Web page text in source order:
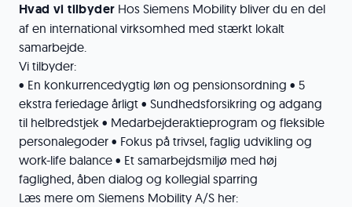
Hvad vi tilbyder Hos Siemens Mobility bliver du en del
af en international virksomhed med stærkt lokalt
samarbejde.
Vi tilbyder:
• En konkurrencedygtig løn og pensionsordning • 5
ekstra feriedage årligt • Sundhedsforsikring og adgang
til helbredstjek • Medarbejderaktieprogram og fleksible
personalegoder • Fokus på trivsel, faglig udvikling og
work-life balance • Et samarbejdsmiljø med høj
faglighed, åben dialog og kollegial sparring
Læs mere om Siemens Mobility A/S her: